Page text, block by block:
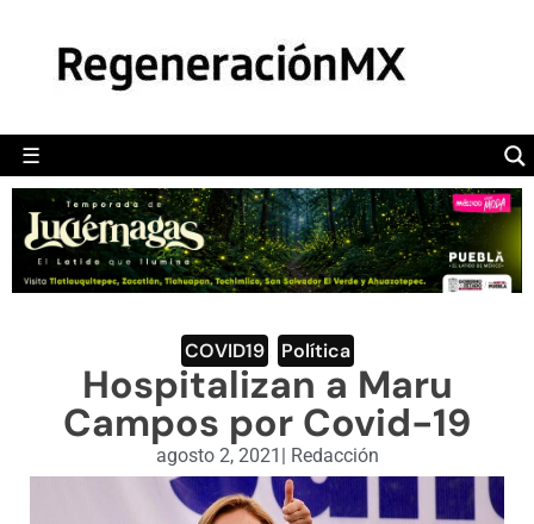
☰
POLÍTICA
CAMALEÓN
OPINIÓN
DEPORTES
ENGLISH SECTION
VIDEOS
COVID19 Política
Hospitalizan a Maru
Campos por Covid-19
agosto 2, 2021 | Redacción